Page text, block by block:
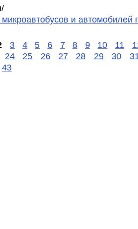
микроавтобусов и автомобилей
3 4 5 6 7 8 9 10 11
24 25 26 27 28 29 30
43